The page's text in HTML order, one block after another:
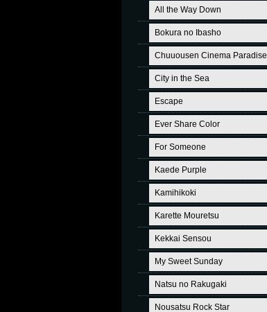
All the Way Down
Bokura no Ibasho
Chuuousen Cinema Paradise
City in the Sea
Escape
Ever Share Color
For Someone
Kaede Purple
Kamihikoki
Karette Mouretsu
Kekkai Sensou
My Sweet Sunday
Natsu no Rakugaki
Nousatsu Rock Star